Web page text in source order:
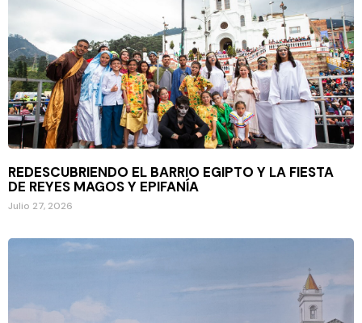
REDESCUBRIENDO EL BARRIO EGIPTO Y LA FIESTA
DE REYES MAGOS Y EPIFANÍA
Julio 27, 2026